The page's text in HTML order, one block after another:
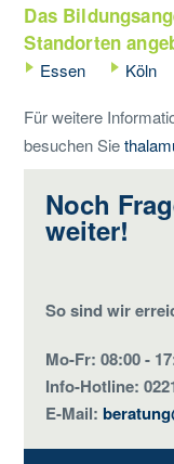
Das
Standorten
Essen Köln
Für weitere
besuchen Sie
Noch
weiter!
So sind wir
Mo-Fr: 08:00 -
Info-Hotline:
E-Mail: